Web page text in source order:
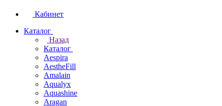
Кабинет
Каталог
Назад
Каталог
Aespira
AestheFill
Amalain
Aqualyx
Aquashine
Aragan